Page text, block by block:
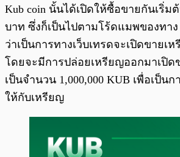
Kub coin นั้นได้เปิดให้ซื้อขายกันเริ่ม
บาท ซึ่งก็เป็นไปตามโร้ดแมพของทาง
ว่าเป็นการทางเว็บเทรดจะเปิดขายเ
โดยจะมีการปล่อยเหรียญออกมาเปิ
เป็นจำนวน 1,000,000 KUB เพื่อเป็น
ให้กับเหรียญ